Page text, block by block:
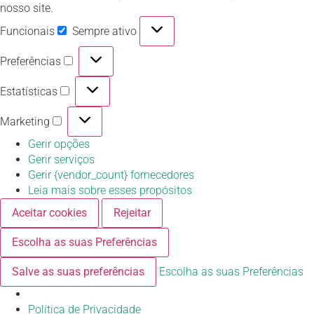
nosso site.
Funcionais
Sempre ativo
Preferências
Estatísticas
Marketing
Gerir opções
Gerir serviços
Gerir {vendor_count} fornecedores
Leia mais sobre esses propósitos
Aceitar cookies
Rejeitar
Escolha as suas Preferências
Salve as suas preferências Escolha as suas Preferências
Política de Privacidade